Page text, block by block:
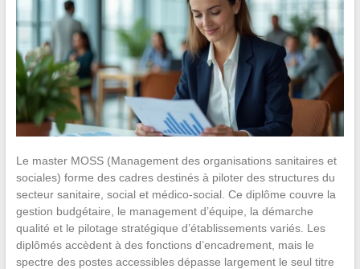
Le master MOSS (Management des organisations sanitaires et
sociales) forme des cadres destinés à piloter des structures du
secteur sanitaire, social et médico-social. Ce diplôme couvre la
gestion budgétaire, le management d’équipe, la démarche
qualité et le pilotage stratégique d’établissements variés. Les
diplômés accèdent à des fonctions d’encadrement, mais le
spectre des postes accessibles dépasse largement le seul titre